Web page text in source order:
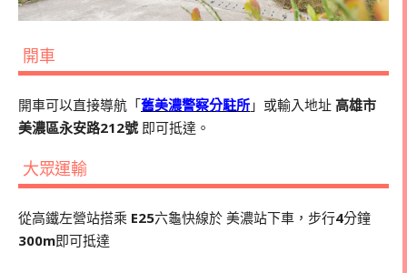
開車
開車可以直接導航「舊美濃警察分駐所 」或輸入地址 高雄市
美濃區永安路212號 即可抵達。
大眾運輸
從高鐵左營站搭乘 E25六龜快線於 美濃站下車，步行4分鐘
300m即可抵達